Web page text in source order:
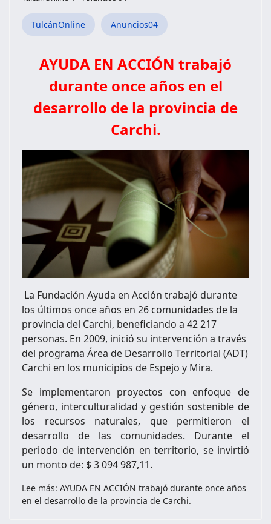
TulcánOnline Anuncios04
AYUDA EN ACCIÓN trabajó
durante once años en el
desarrollo de la provincia de
Carchi.
La Fundación Ayuda en Acción trabajó durante
los últimos once años en 26 comunidades de la
provincia del Carchi, beneficiando a 42 217
personas. En 2009, inició su intervención a través
del programa Área de Desarrollo Territorial (ADT)
Carchi en los municipios de Espejo y Mira.
Se implementaron proyectos con enfoque de
género, interculturalidad y gestión sostenible de
los recursos naturales, que permitieron el
desarrollo de las comunidades. Durante el
periodo de intervención en territorio, se invirtió
un monto de: $ 3 094 987,11.
Lee más: AYUDA EN ACCIÓN trabajó durante once años
en el desarrollo de la provincia de Carchi.